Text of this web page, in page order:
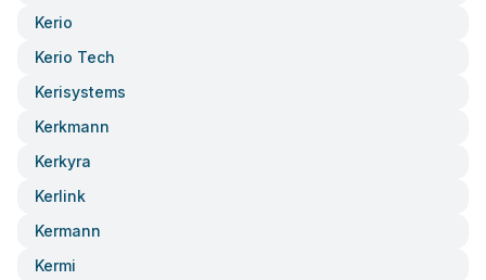
Kerio
Kerio Tech
Kerisystems
Kerkmann
Kerkyra
Kerlink
Kermann
Kermi